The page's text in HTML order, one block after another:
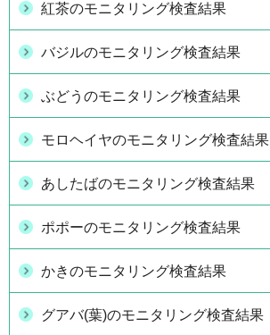
紅茶のモニタリング検査結果
バジルのモニタリング検査結果
ぶどうのモニタリング検査結果
モロヘイヤのモニタリング検査結果
あしたばのモニタリング検査結果
ポポーのモニタリング検査結果
かきのモニタリング検査結果
グアバ(葉)のモニタリング検査結果